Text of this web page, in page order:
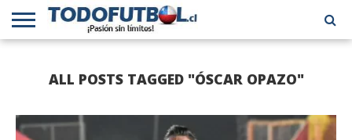
CHILENA
EN EL
MUNDO
INTERNACIONAL
ALL POSTS TAGGED "ÓSCAR OPAZO"